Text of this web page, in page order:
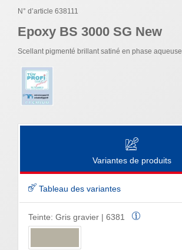
N° d’article 638111
Epoxy BS 3000 SG New
Scellant pigmenté brillant satiné en phase aqueuse
Variantes de produits
Tableau des variantes
Teinte: Gris gravier | 6381